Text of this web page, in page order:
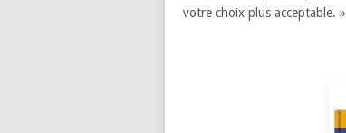
votre choix plus acceptable. »